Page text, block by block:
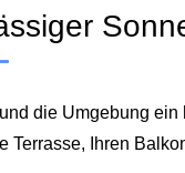
die Umgebung
Ihren